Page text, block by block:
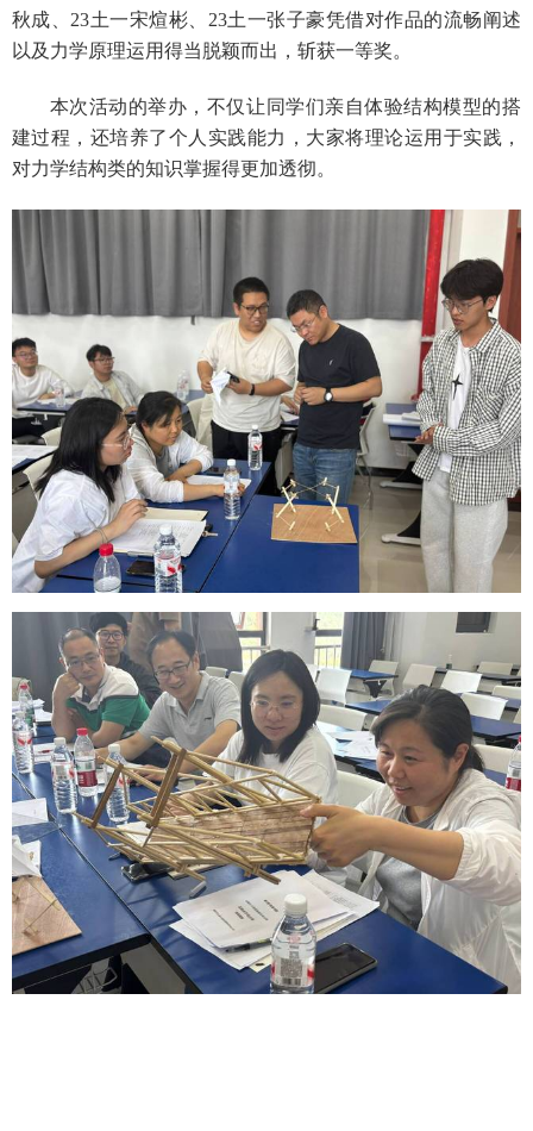
秋成、 23土一宋煊彬、 23土一张子豪凭借对作品的流畅阐述
以及力学原理运用得当脱颖而出，斩获一等奖。
本次活动的举办，不仅让同学们亲自体验结构模型的搭
建过程，还培养了个人实践能力，大家将理论运用于实践，
对力学结构类的知识掌握得更加透彻。